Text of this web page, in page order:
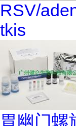
RSV/
tkis
胃幽门螺